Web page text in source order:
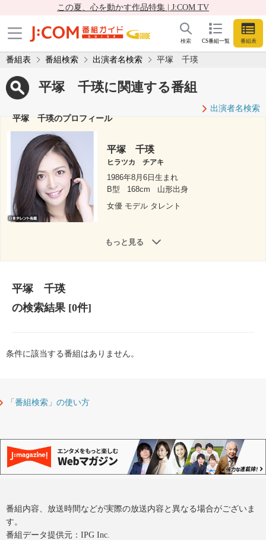
この夏、心を動かす作品特集 | J:COM TV
CS番組一覧 番組表
検索
番組表 番組検索 出演者名検索 平塚 千瑛
平塚 千瑛に関連する番組
出演者名検索
平塚 千瑛のプロフィール
平塚 千瑛
ヒラツカ チアキ
1986年8月6日生まれ
B型
168cm
山形出身
女優 モデル タレント
もっと見る
平塚 千瑛
の検索結果[0件]
条件に該当する番組はありません。
「番組検索」の使い方
番組内容、放送時間などが実際の放送内容と異なる場合がございま
す。
番組データ提供元：IPG Inc.